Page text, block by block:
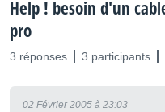
Help ! besoin d'un
pro
3 réponses 3 participants
02 Février 2005 à 23:03